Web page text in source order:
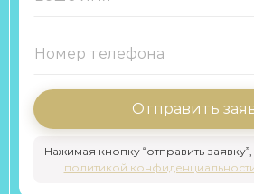
Отправить
Нажимая кнопку “отправить
политикой